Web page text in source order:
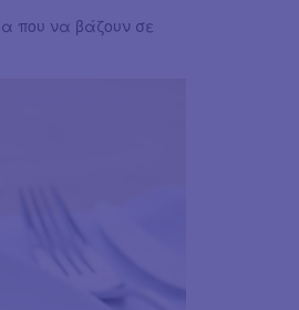
που να βάζουν σε